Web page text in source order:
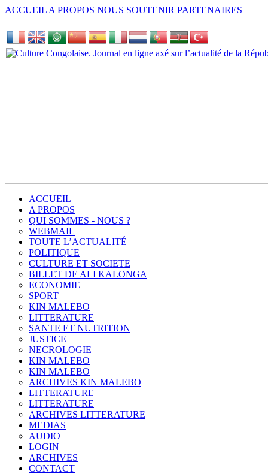
ACCUEIL A PROPOS NOUS SOUTENIR PARTENAIRES
ACCUEIL
A PROPOS
QUI SOMMES - NOUS ?
WEBMAIL
TOUTE L’ACTUALITÉ
POLITIQUE
CULTURE ET SOCIETE
BILLET DE ALI KALONGA
ECONOMIE
SPORT
KIN MALEBO
LITTERATURE
SANTE ET NUTRITION
JUSTICE
NECROLOGIE
KIN MALEBO
KIN MALEBO
ARCHIVES KIN MALEBO
LITTERATURE
LITTERATURE
ARCHIVES LITTERATURE
MEDIAS
AUDIO
LOGIN
ARCHIVES
CONTACT